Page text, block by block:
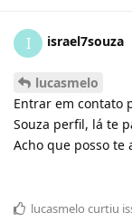
I israel7souza
lucasmelo
Entrar em contato
Souza perfil, lá te
Acho que posso te
lucasmelo curtiu